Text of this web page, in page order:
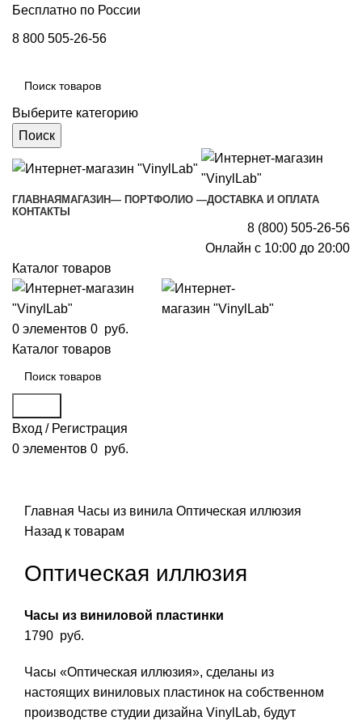
Бесплатно по России
8 800 505-26-56
Выберите категорию
Поиск
ГЛАВНАЯ МАГАЗИН— ПОРТФОЛИО —ДОСТАВКА И ОПЛАТА
КОНТАКТЫ
8 (800) 505-26-56
Онлайн с 10:00 до 20:00
Каталог товаров
0 элементов 0 руб.
Каталог товаров
Вход / Регистрация
0 элементов 0 руб.
Главная Часы из винила Оптическая иллюзия
Назад к товарам
Оптическая иллюзия
Часы из виниловой пластинки
1790 руб.
Часы «Оптическая иллюзия», сделаны из
настоящих виниловых пластинок на собственном
производстве студии дизайна VinylLab, будут